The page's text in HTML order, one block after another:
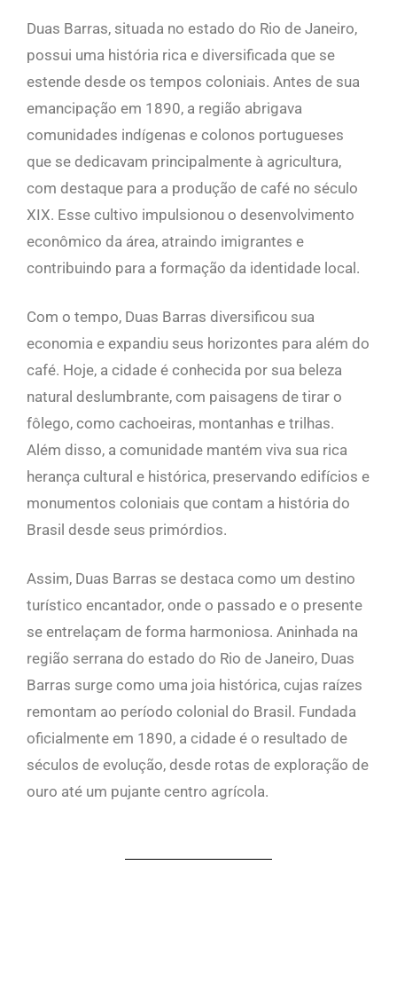
Duas Barras, situada no estado do Rio de Janeiro,
possui uma história rica e diversificada que se
estende desde os tempos coloniais. Antes de sua
emancipação em 1890, a região abrigava
comunidades indígenas e colonos portugueses
que se dedicavam principalmente à agricultura,
com destaque para a produção de café no século
XIX. Esse cultivo impulsionou o desenvolvimento
econômico da área, atraindo imigrantes e
contribuindo para a formação da identidade local.
Com o tempo, Duas Barras diversificou sua
economia e expandiu seus horizontes para além do
café. Hoje, a cidade é conhecida por sua beleza
natural deslumbrante, com paisagens de tirar o
fôlego, como cachoeiras, montanhas e trilhas.
Além disso, a comunidade mantém viva sua rica
herança cultural e histórica, preservando edifícios e
monumentos coloniais que contam a história do
Brasil desde seus primórdios.
Assim, Duas Barras se destaca como um destino
turístico encantador, onde o passado e o presente
se entrelaçam de forma harmoniosa. Aninhada na
região serrana do estado do Rio de Janeiro, Duas
Barras surge como uma joia histórica, cujas raízes
remontam ao período colonial do Brasil. Fundada
oficialmente em 1890, a cidade é o resultado de
séculos de evolução, desde rotas de exploração de
ouro até um pujante centro agrícola.